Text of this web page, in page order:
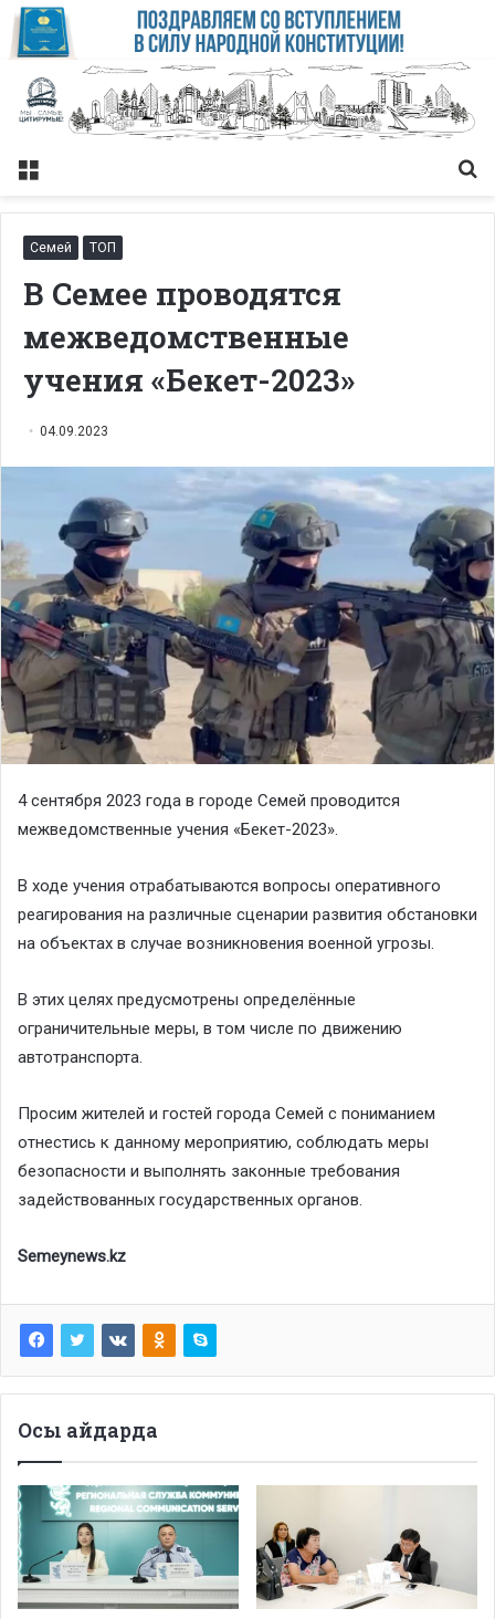
Меню
Семей ТОП
В Семее проводятся
межведомственные
учения «Бекет-2023»
04.09.2023
4 сентября 2023 года в городе Семей проводится
межведомственные учения «Бекет-2023».
В ходе учения отрабатываются вопросы оперативного
реагирования на различные сценарии развития обстановки
на объектах в случае возникновения военной угрозы.
В этих целях предусмотрены определённые
ограничительные меры, в том числе по движению
автотранспорта.
Просим жителей и гостей города Семей с пониманием
отнестись к данному мероприятию, соблюдать меры
безопасности и выполнять законные требования
задействованных государственных органов.
Semeynews.kz
Осы айдарда